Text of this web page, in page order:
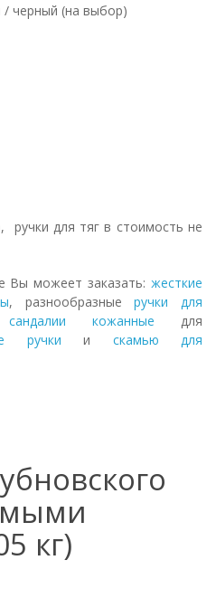
черный (на выбор)
для тяг в стоимость не
Вы можеет заказать: жесткие
, разнообразныеручки для
сандалии кожанные для
ручки и скамью для
кг)